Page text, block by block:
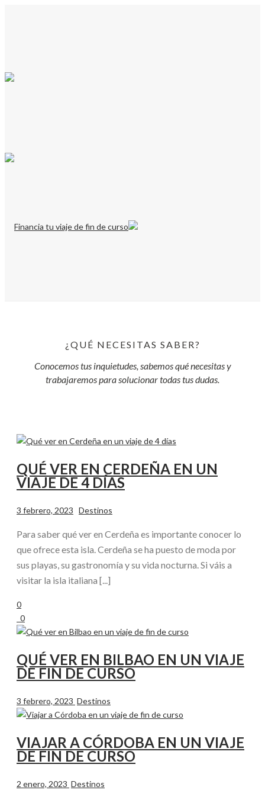
¿QUÉ NECESITAS SABER?
Conocemos tus inquietudes, sabemos qué necesitas y
trabajaremos para solucionar todas tus dudas.
QUÉ VER EN CERDEÑA EN UN
VIAJE DE 4 DÍAS
3 febrero, 2023 Destinos
Para saber qué ver en Cerdeña es importante conocer lo
que ofrece esta isla. Cerdeña se ha puesto de moda por
sus playas, su gastronomía y su vida nocturna. Si váis a
visitar la isla italiana [...]
0
0
QUÉ VER EN BILBAO EN UN VIAJE
DE FIN DE CURSO
3 febrero, 2023 Destinos
VIAJAR A CÓRDOBA EN UN VIAJE
DE FIN DE CURSO
2 enero, 2023 Destinos